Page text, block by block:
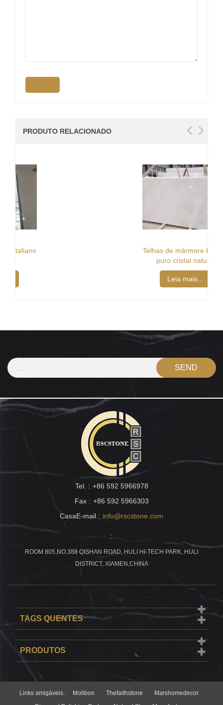
PRODUTO RELACIONADO
Telhas de mármore branco
Tel. : +86 592 5966978
Fax : +86 592 5966303
CasaE-mail : info@rscstone.com
:
ROOM 805,NO.388 QISHAN ROAD, HULI HI-TECH PARK, HULI
DISTRICT, XIAMEN,CHINA
TAGS QUENTES
PRODUTOS
Links amigáveis : Molibon Thefaithstone
Marshomedecor